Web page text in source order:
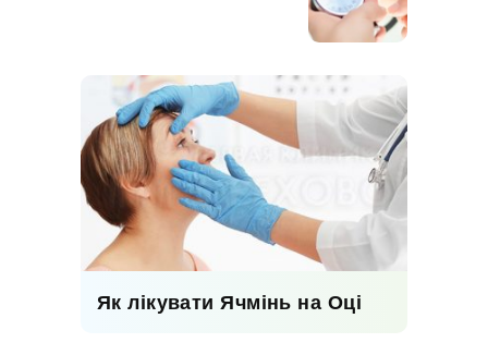
Як лікувати Ячмінь на Оці